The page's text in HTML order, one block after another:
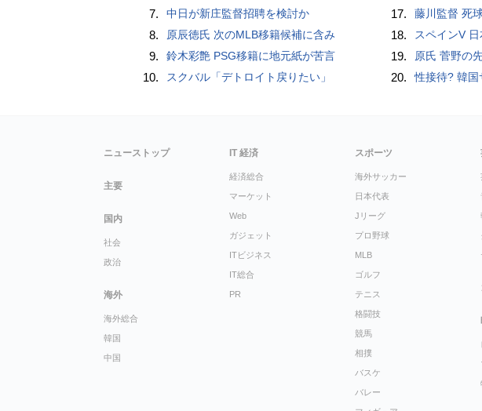
7. 中日が新庄監督招聘を検討か
8. 原辰徳氏 次のMLB移籍候補に含み
9. 鈴木彩艶 PSG移籍に地元紙が苦言
10. スクバル「デトロイト戻りたい」
17. 藤川監督 死
18. スペインV
19. 原氏 菅野の
20. 性接待? 韓国
ニューストップ
主要
国内
社会
政治
海外
海外総合
韓国
中国
IT 経済
経済総合
マーケット
Web
ガジェット
ITビジネス
IT総合
PR
スポーツ
海外サッカー
日本代表
Jリーグ
プロ野球
MLB
ゴルフ
テニス
格闘技
競馬
相撲
バスケ
バレー